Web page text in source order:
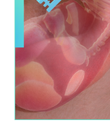
FORMATION
FORMATIONS
FORMATIONS